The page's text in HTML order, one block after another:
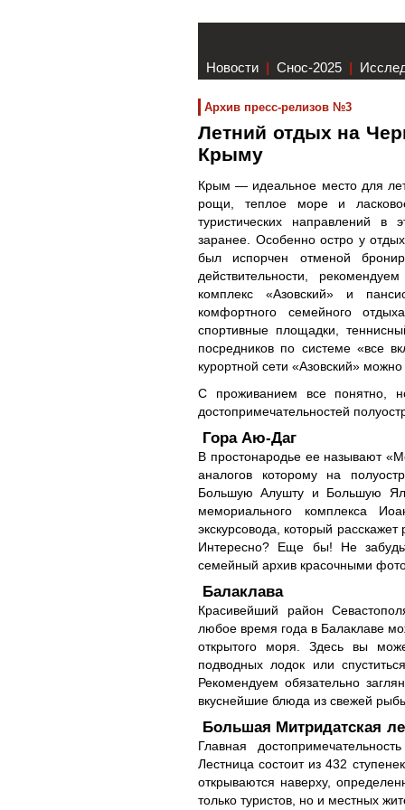
Новости | Снос-2025 |
Архив пресс-релизов №3
Летний отдых на
Крыму
Крым — идеальное место для
рощи, теплое море и
туристических направлений в
заранее. Особенно остро у
был испорчен отменой
действительности,
комплекс «Азовский» и
комфортного семейного
спортивные площадки,
посредников по системе «все
курортной сети «Азовский»
С проживанием все понятно,
достопримечательностей
Гора Аю-Даг
В простонародье ее называют
аналогов которому на
Большую Алушту и Большую
мемориального комплекса
экскурсовода, который
Интересно? Еще бы! Не
семейный архив красочными
Балаклава
Красивейший район
любое время года в Балаклаве
открытого моря. Здесь вы
подводных лодок или
Рекомендуем обязательно
вкуснейшие блюда из свежей
Большая Митридатская
Главная
Лестница состоит из 432
открываются наверху,
только туристов, но и местных